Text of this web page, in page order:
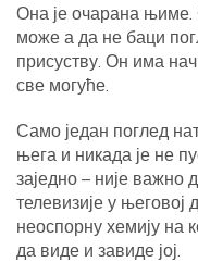
Она је очарана њиме.
може а да не баци
присуству. Он има
све могуће.
Само један поглед
њега и никада је не
заједно – није важно
телевизије у његовој
неоспорну хемију на
да виде и завиде јој.